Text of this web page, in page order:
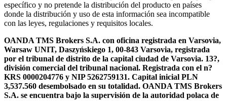
específico y no pretende la distribución del producto en países
donde la distribución y uso de esta información sea incompatible
con las leyes, regulaciones y requisitos locales.
OANDA TMS Brokers S.A. con oficina registrada en Varsovia,
Warsaw UNIT, Daszyńskiego 1, 00-843 Varsovia, registrada
por el tribunal de distrito de la capital ciudad de Varsovia. 13?,
división comercial del tribunal nacional. Registrada con el n?
KRS 0000204776 y NIP 5262759131. Capital inicial PLN
3,537.560 desembolsado en su totalidad. OANDA TMS Brokers
S.A. se encuentra bajo la supervisión de la autoridad polaca de